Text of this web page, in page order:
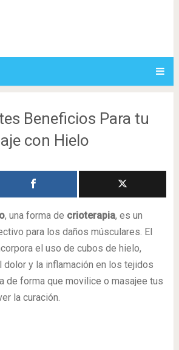
Beneficios Para tu
con Hielo
, una forma de crioterapia, es un
para los daños músculares. El
el uso de cubos de hielo,
dolor y la inflamación en los tejidos
de forma que movilice o masajee tus
la curación.